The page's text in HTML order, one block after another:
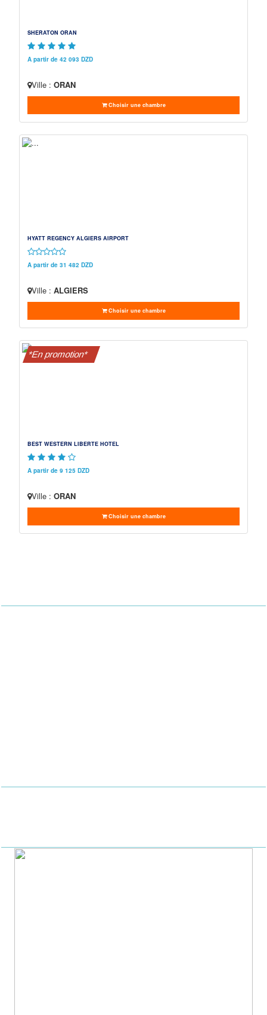
SHERATON ORAN
A partir de 42 093 DZD
Ville : ORAN
Choisir une chambre
HYATT REGENCY ALGIERS AIRPORT
A partir de 31 482 DZD
Ville : ALGIERS
Choisir une chambre
*En promotion*
BEST WESTERN LIBERTE HOTEL
A partir de 9 125 DZD
Ville : ORAN
Choisir une chambre